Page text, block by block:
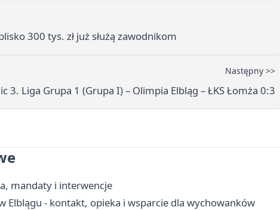
300 tys. zł już służą zawodnikom
Następny >>
3. Liga Grupa 1 (Grupa I) – Olimpia Elbląg – ŁKS Łomża 0:3
mandaty i interwencje
Elblągu - kontakt, opieka i wsparcie dla wychowanków